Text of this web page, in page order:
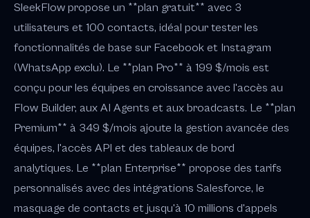
SleekFlow propose un **plan gratuit** avec 3
utilisateurs et 100 contacts, idéal pour tester les
fonctionnalités de base sur Facebook et Instagram
(WhatsApp exclu). Le **plan Pro** à 199 $/mois est
conçu pour les équipes en croissance avec l'accès au
Flow Builder, aux AI Agents et aux broadcasts. Le **plan
Premium** à 349 $/mois ajoute la gestion avancée des
équipes, l'accès API et des tableaux de bord
analytiques. Le **plan Enterprise** propose des tarifs
personnalisés avec des intégrations Salesforce, le
masquage de contacts et jusqu'à 10 millions d'appels